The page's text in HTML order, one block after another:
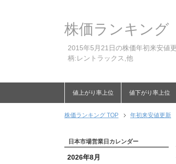
株価ランキング
2015年5月21日の株価年初来安値
柄:レントラックス,他
値上がり率上位 値下がり率上位
株価ランキング TOP 年初来安値更新
日本市場営業日カレンダー
2026年8月